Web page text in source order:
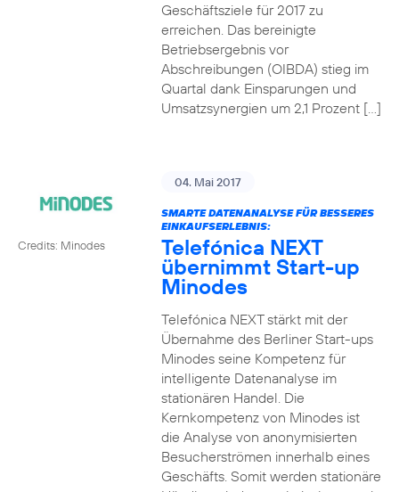
Geschäftsziele für 2017 zu
erreichen. Das bereinigte
Betriebsergebnis vor
Abschreibungen (OIBDA) stieg im
Quartal dank Einsparungen und
Umsatzsynergien um 2,1 Prozent […]
Credits: Minodes
04. Mai 2017
SMARTE DATENANALYSE FÜR BESSERES
EINKAUFSERLEBNIS:
Telefónica NEXT
übernimmt Start-up
Minodes
Telefónica NEXT stärkt mit der
Übernahme des Berliner Start-ups
Minodes seine Kompetenz für
intelligente Datenanalyse im
stationären Handel. Die
Kernkompetenz von Minodes ist
die Analyse von anonymisierten
Besucherströmen innerhalb eines
Geschäfts. Somit werden stationäre